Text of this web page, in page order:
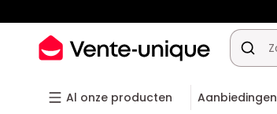
Al onze producten Aanbiedingen